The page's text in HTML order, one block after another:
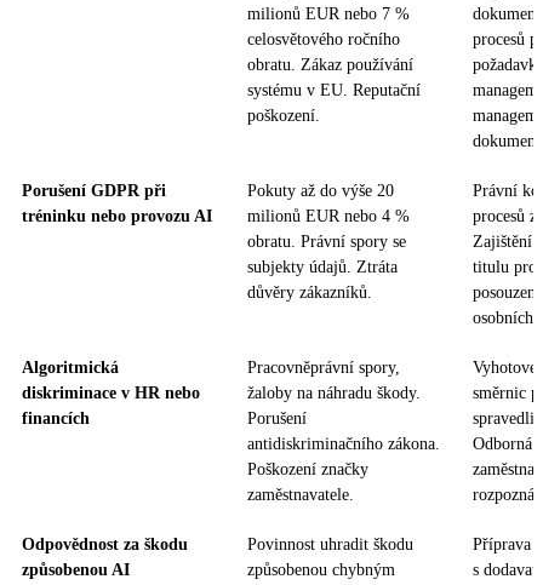
milionů EUR nebo 7 %
celosvětového ročního
obratu. Zákaz používání
systému v EU. Reputační
poškození.
procesů
Porušení GDPR při
tréninku nebo provozu AI
Pokuty až do výše 20
milionů EUR nebo 4 %
obratu. Právní spory se
subjekty údajů. Ztráta
důvěry zákazníků.
Právní
procesů
Zajištění
titulu pro
osobních
Algoritmická
diskriminace v HR nebo
financích
Pracovněprávní spory,
žaloby na náhradu škody.
Porušení
antidiskriminačního zákona.
Poškození značky
zaměstnavatele.
směrnic
Odborná
Odpovědnost za škodu
způsobenou AI
Povinnost uhradit škodu
způsobenou chybným
Příprava
s